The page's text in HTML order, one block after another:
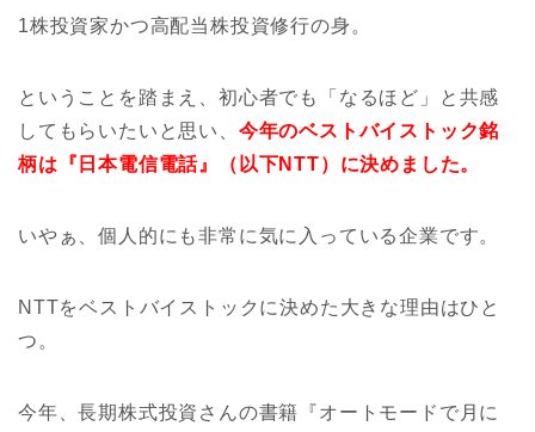
1株投資家かつ高配当株投資修行の身。
ということを踏まえ、初心者でも「なるほど」と共感
してもらいたいと思い、 今年のベストバイストック銘
柄は『日本電信電話』（以下NTT）に決めました。
いやぁ、個人的にも非常に気に入っている企業です。
NTTをベストバイストックに決めた大きな理由はひと
つ。
今年、長期株式投資さんの書籍『オートモードで月に